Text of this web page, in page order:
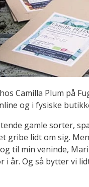
Camilla Plum på
og i fysiske
gamle sorter,
gribe lidt om sig.
til min veninde,
år. Og så bytter vi